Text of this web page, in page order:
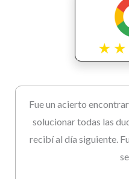
Fue un acierto
solucionar todas las
recibí al día siguiente.